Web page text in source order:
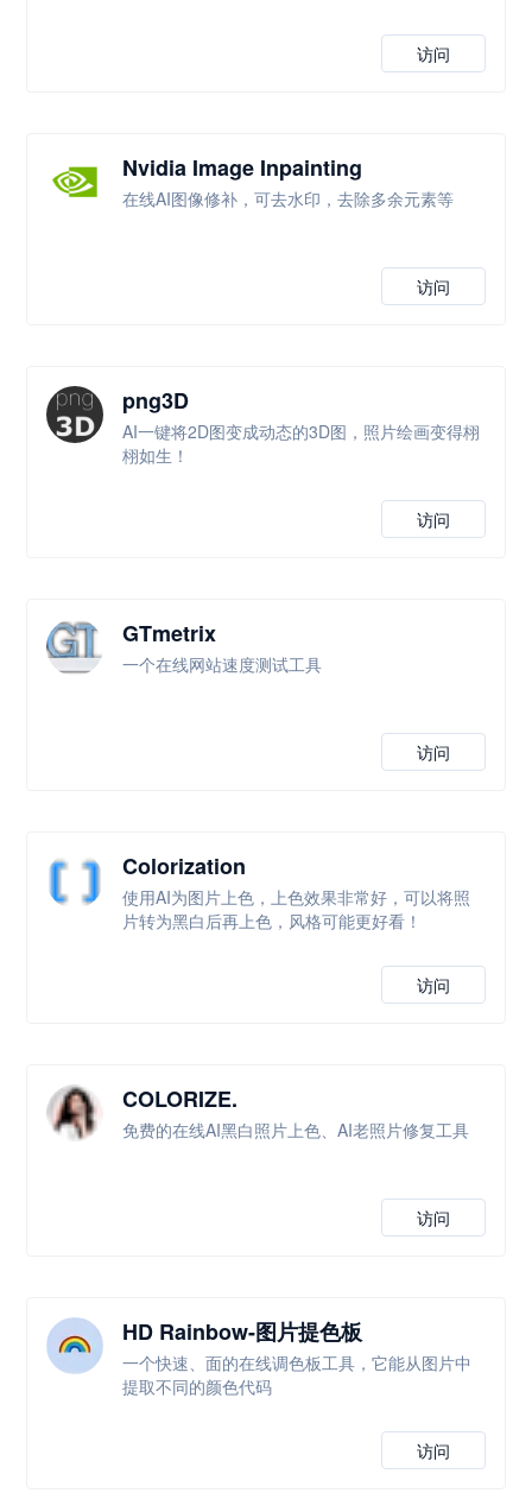
访问
Nvidia Image Inpainting
在线AI图像修补，可去水印，去除多余元素等
访问
png3D
AI一键将2D图变成动态的3D图，照片绘画变得栩
栩如生！
访问
GTmetrix
一个在线网站速度测试工具
访问
Colorization
使用AI为图片上色，上色效果非常好，可以将照
片转为黑白后再上色，风格可能更好看！
访问
COLORIZE.
免费的在线AI黑白照片上色、AI老照片修复工具
访问
HD Rainbow-图片提色板
一个快速、面的在线调色板工具，它能从图片中
提取不同的颜色代码
访问